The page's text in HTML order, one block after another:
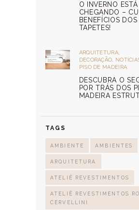
O INVERNO ESTÁ
CHEGANDO –
BENEFÍCIOS DOS
TAPETES!
ARQUITETURA,
DECORAÇÃO,
PISO DE MADEIRA
DESCUBRA O
POR TRÁS DOS
MADEIRA
TAGS
AMBIENTE AMBIENTES
ARQUITETURA
ATELIÊ REVESTIMENTOS
ATELIÊ REVESTIMENTOS
CERVELLINI